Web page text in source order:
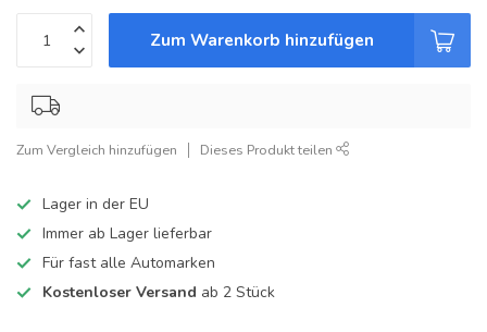
Zum Warenkorb hinzufügen
Zum Vergleich hinzufügen Dieses Produkt teilen
Lager in der EU
Immer ab Lager lieferbar
Für fast alle Automarken
Kostenloser Versand ab 2 Stück